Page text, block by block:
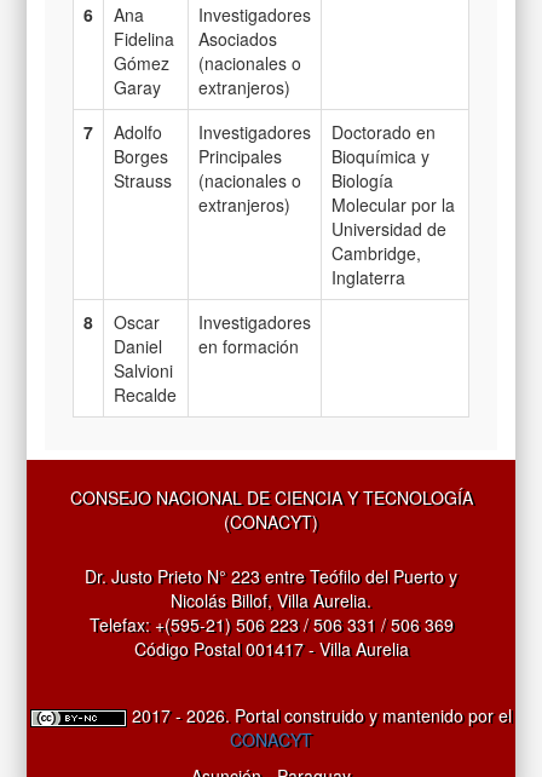
6
Ana
Fidelina
Gómez
Garay
Investigadores
Asociados
(nacionales o
extranjeros)
7
Adolfo
Borges
Strauss
Investigadores
Principales
(nacionales o
extranjeros)
Doctorado en
Bioquímica y
Biología
Molecular por la
Universidad de
Cambridge,
Inglaterra
8
Oscar
Daniel
Salvioni
Recalde
Investigadores
en formación
CONSEJO NACIONAL DE CIENCIA Y TECNOLOGÍA
(CONACYT)
Dr. Justo Prieto N° 223 entre Teófilo del Puerto y
Nicolás Billof, Villa Aurelia.
Telefax: +(595-21) 506 223 / 506 331 / 506 369
Código Postal 001417 - Villa Aurelia
2017 - 2026. Portal construido y mantenido por el
CONACYT